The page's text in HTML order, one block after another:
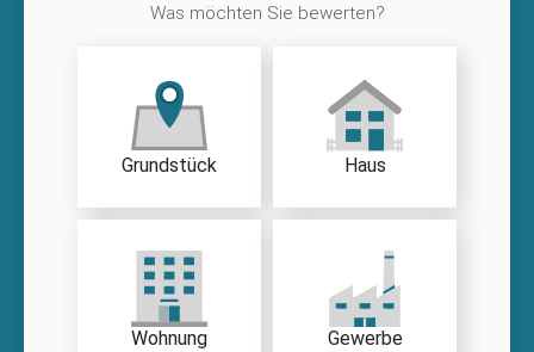
Was möchten Sie bewerten?
Grundstück Haus
Wohnung Gewerbe